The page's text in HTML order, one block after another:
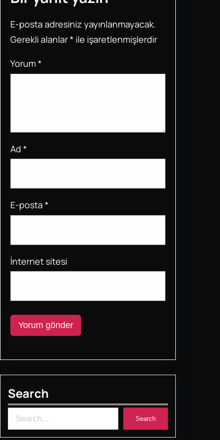
o
o
k
p
p
E-posta adresiniz yayınlanmayacak.
Gerekli alanlar* ile işaretlenmişlerdir
Yorum*
Ad *
E-posta *
İnternet sitesi
Search
e
Search